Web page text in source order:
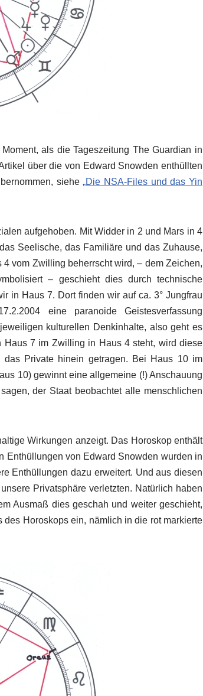
als die Tageszeitung The Guardian in
über die von Edward Snowden enthüllten
siehe„Die NSA-Files und das Yin
aufgehoben. Mit Widder in 2 und Mars in 4
Seelische, das Familiäre und das Zuhause,
vom Zwilling beherrscht wird, – dem Zeichen,
– geschieht dies durch technische
in Haus 7. Dort finden wir auf ca. 3° Jungfrau
eine paranoide Geistesverfassung
kulturellen Denkinhalte, also geht es
7 im Zwilling in Haus 4 steht, wird diese
das Private hinein getragen. Bei Haus 10 im
10) gewinnt eine allgemeine (!) Anschauung
der Staat beobachtet alle menschlichen
Wirkungen anzeigt. Das Horoskop enthält
Enthüllungen von Edward Snowden wurden in
Enthüllungen dazu erweitert. Und aus diesen
Privatsphäre verletzten. Natürlich haben
Ausmaß dies geschah und weiter geschieht,
Horoskops ein, nämlich in die rot markierte